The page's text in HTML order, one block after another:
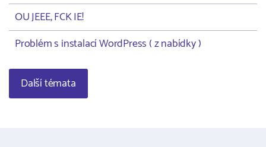
OU JEEE, FCK IE!
Problém s instalací WordPress ( z nabídky )
Další témata